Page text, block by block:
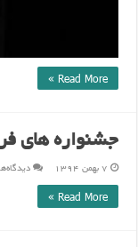
Read More »
جشنواره های
۷ بهمن ۱۳۹۴
Read More »